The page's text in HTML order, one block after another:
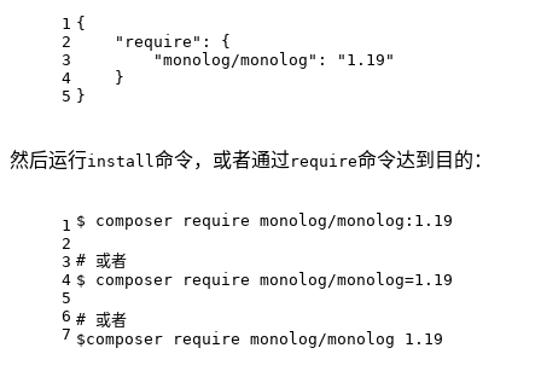
1
2
3
4
5
{
"require" : {
"monolog/monolog" :
"1.19"
    }
}
然后运行install 命令，或者通过 require命令达到目的：
1
2
3
4
5
6
7
$ composer require monolog/monolog: 1.19
# 或者
$ composer require monolog/monolog=1.19
# 或者
$composer
require monolog/monolog 1.19